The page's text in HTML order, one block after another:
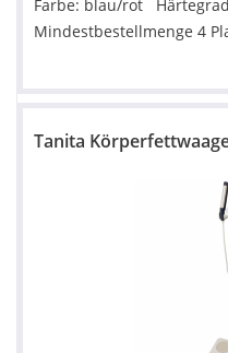
Farbe: blau/rot Härtegrad
Mindestbestellmenge 4
Tanita